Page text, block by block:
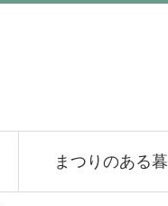
まつりのある